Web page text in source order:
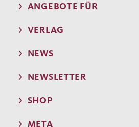
ANGEBOTE FÜR
VERLAG
NEWS
NEWSLETTER
SHOP
META